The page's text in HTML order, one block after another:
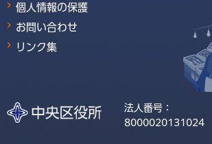
個人情報の保護
お問い合わせ
リンク集
法人番号：
8000020131024